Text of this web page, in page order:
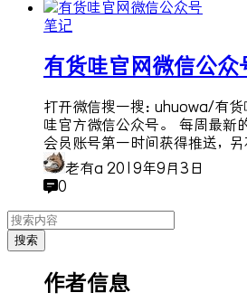
笔记
有货哇官网微信公众
打开微信搜一搜：uhuowa/有货
哇官方微信公众号。 每周最新
会员账号第一时间获得推送，
老有a 2019年9月3日
0
搜索
作者信息